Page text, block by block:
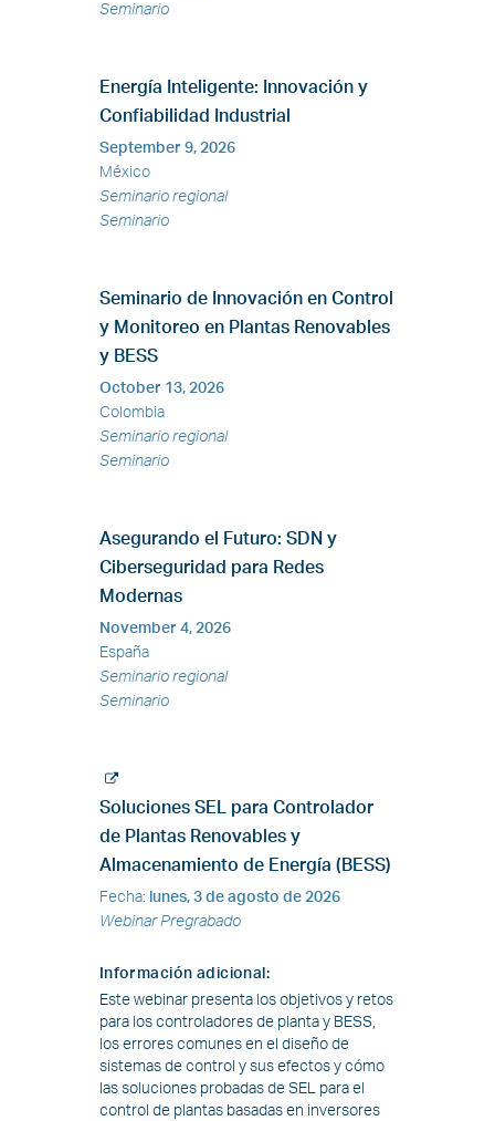
Seminario
Energía Inteligente: Innovación y
Confiabilidad Industrial
September 9, 2026
México
Seminario regional
Seminario
Seminario de Innovación en Control
y Monitoreo en Plantas Renovables
y BESS
October 13, 2026
Colombia
Seminario regional
Seminario
Asegurando el Futuro: SDN y
Ciberseguridad para Redes
Modernas
November 4, 2026
España
Seminario regional
Seminario
Soluciones SEL para Controlador
de Plantas Renovables y
Almacenamiento de Energía (BESS)
Fecha: lunes, 3 de agosto de 2026
Webinar Pregrabado
Información adicional :
Este webinar presenta los objetivos y retos
para los controladores de planta y BESS,
los errores comunes en el diseño de
sistemas de control y sus efectos y cómo
las soluciones probadas de SEL para el
control de plantas basadas en inversores